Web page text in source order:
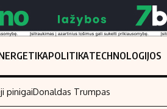
POLITIKATECHNOLOGIJOS
pinigaiDonaldas Trumpas